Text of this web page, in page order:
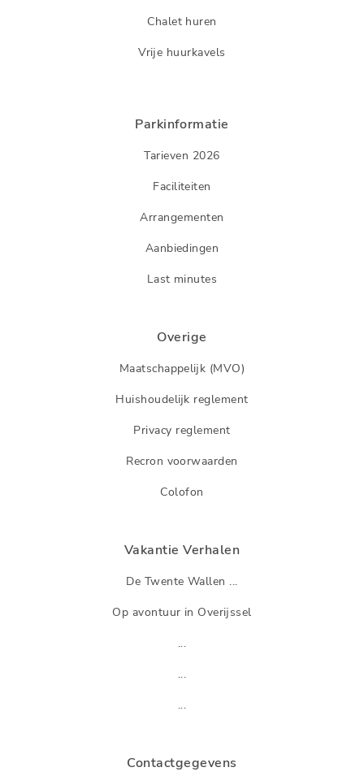
Chalet huren
Vrije huurkavels
Parkinformatie
Tarieven 2026
Faciliteiten
Arrangementen
Aanbiedingen
Last minutes
Overige
Maatschappelijk (MVO)
Huishoudelijk reglement
Privacy reglement
Recron voorwaarden
Colofon
Vakantie Verhalen
De Twente Wallen ...
Op avontuur in Overijssel
...
...
...
Contactgegevens